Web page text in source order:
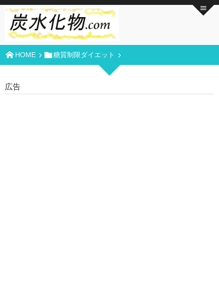
HOME 糖質制限ダイエット
広告